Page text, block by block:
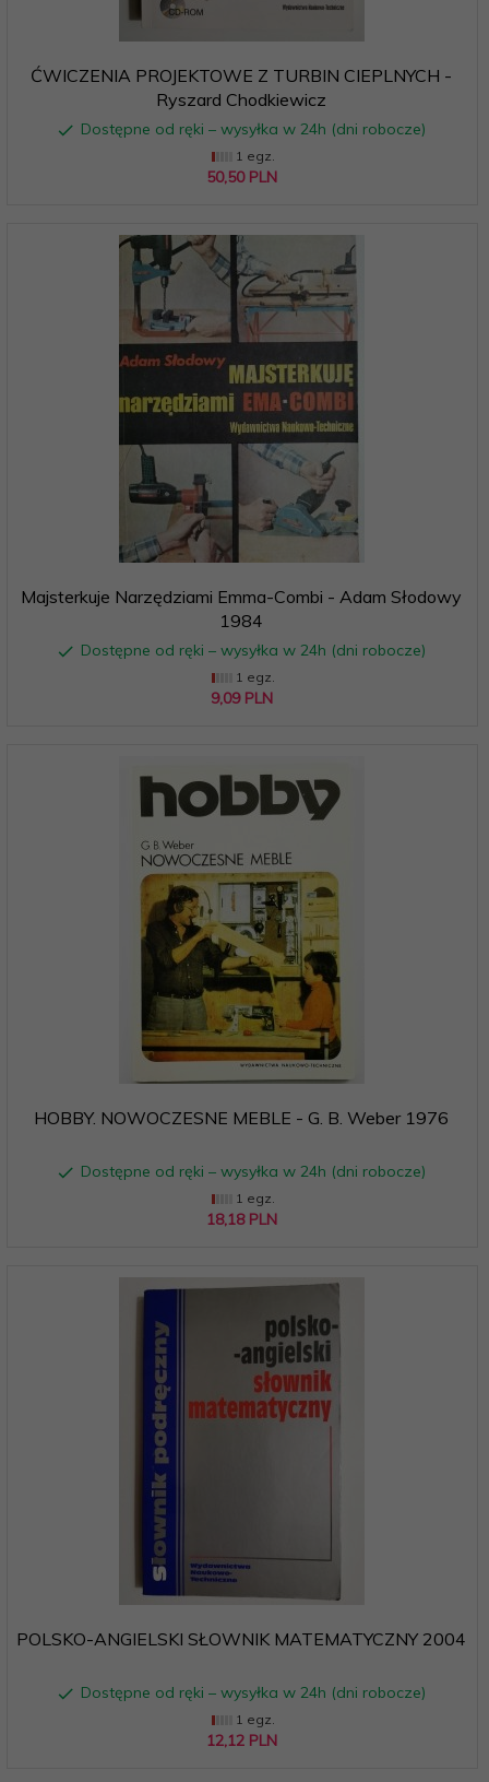
ĆWICZENIA PROJEKTOWE Z TURBIN CIEPLNYCH -
Ryszard Chodkiewicz
Dostępne od ręki – wysyłka w 24h (dni robocze)
1 egz.
50,50 PLN
Majsterkuje Narzędziami Emma-Combi - Adam Słodowy
1984
Dostępne od ręki – wysyłka w 24h (dni robocze)
1 egz.
9,09 PLN
HOBBY. NOWOCZESNE MEBLE - G. B. Weber 1976
Dostępne od ręki – wysyłka w 24h (dni robocze)
1 egz.
18,18 PLN
POLSKO-ANGIELSKI SŁOWNIK MATEMATYCZNY 2004
Dostępne od ręki – wysyłka w 24h (dni robocze)
1 egz.
12,12 PLN